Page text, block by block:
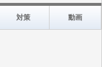
対策 動画